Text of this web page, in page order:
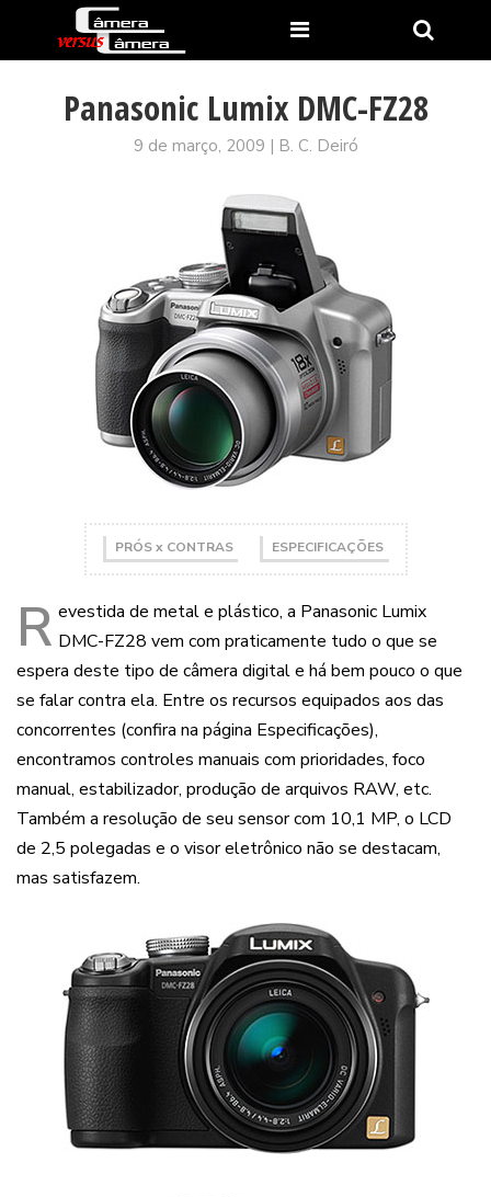
Panasonic Lumix DMC-FZ28
9 de março, 2009 | B. C. Deiró
PRÓS x CONTRAS ESPECIFICAÇÕES
R evestida de metal e plástico, a Panasonic Lumix
DMC-FZ28 vem com praticamente tudo o que se
espera deste tipo de câmera digital e há bem pouco o que
se falar contra ela. Entre os recursos equipados aos das
concorrentes (confira na página Especificações),
encontramos controles manuais com prioridades, foco
manual, estabilizador, produção de arquivos RAW, etc.
Também a resolução de seu sensor com 10,1 MP, o LCD
de 2,5 polegadas e o visor eletrônico não se destacam,
mas satisfazem.